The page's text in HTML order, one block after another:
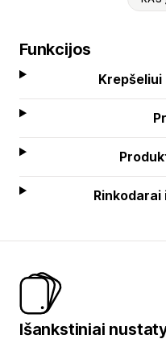
Funkcijos
Išankstiniai